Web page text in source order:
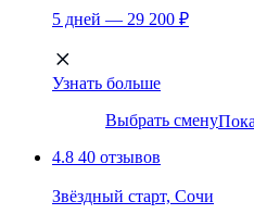
5 дней — 29 200 ₽
Узнать больше
Выбрать смену
4.8 40 отзывов
Звёздный cтарт, Сочи